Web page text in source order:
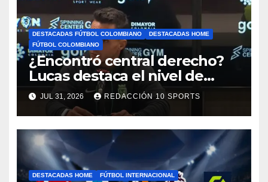
DESTACADAS FÚTBOL COLOMBIANO
DESTACADAS HOME
FÚTBOL COLOMBIANO
¿Encontró central derecho?
Lucas destaca el nivel de
Néider Parra
JUL 31, 2026 REDACCIÓN 10 SPORTS
DESTACADAS HOME FÚTBOL INTERNACIONAL